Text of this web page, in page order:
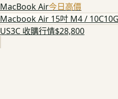
MacBook Air今日高價
Macbook Air 15吋 M4 /
US3C 收購行情$28,800